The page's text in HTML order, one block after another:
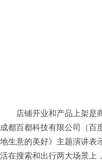
店铺开业和产品上架是
成都百都科技有限公司（百
地生意的美好》主题演讲表
活在搜索和出行两大场景上